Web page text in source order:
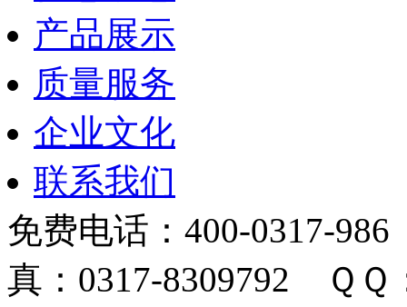
产品展示
质量服务
企业文化
联系我们
免费电话：400-0317-
真：0317-8309792 ＱＱ